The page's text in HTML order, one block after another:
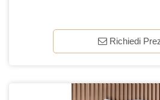
Richiedi